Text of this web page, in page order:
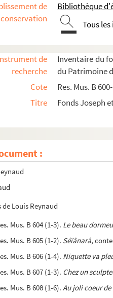
de
conservation
Bibliothèque
Tous
de
recherche
Inventaire du
du Patrimoine
Cote
Res. Mus. B
Titre
Fonds Joseph
:
de Louis Reynaud
Mus. B 604 (1-3). Le beau
Mus. B 605 (1-2). Séïânarâ,
Mus. B 606 (1-4). Niquette va
Mus. B 607 (1-3). Chez un
Mus. B 608 (1-6).Au joli coeur